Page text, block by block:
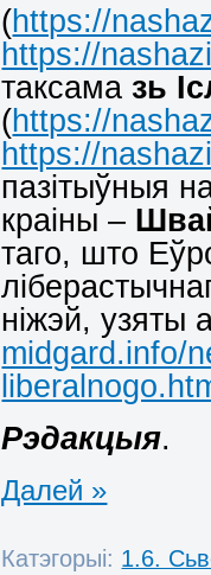
(https://
https://
таксама зь
(https://
https://
пазітыўныя
краіны –
таго, што
ніжэй,
midgard.info/
Рэдакцыя.
Далей »
Катэгорыі: 1.6.